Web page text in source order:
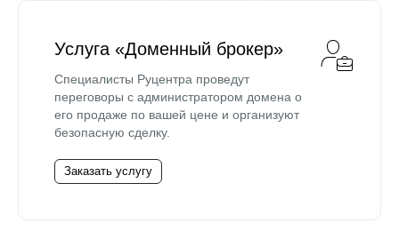
Услуга «Доменный брокер»
Специалисты Руцентра проведут
переговоры с администратором домена о
его продаже по вашей цене и организуют
безопасную сделку.
Заказать услугу